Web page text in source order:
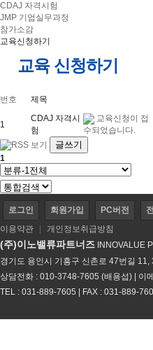
CDAJ 자격시험
JMP 기업실무과정
참가소감
교육신청하기
교육 신청하기
번호 제목
1
CDAJ 자격시
험
교육신청이 접
수되었습니다.
글쓰기
1
로그인 회원가입 PC버전
이용약관
개인정보취급방침
(주)이노밸류파트너즈 INNOVALUE
경기도 용인시 기흥구 신촌로 47번길 11,
상담전화 : 010-3748-7605 (배용섭) | 이
TEL : 031-889-7605 | FAX : 031-889-